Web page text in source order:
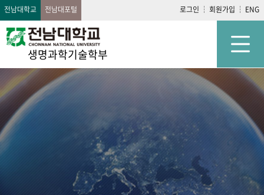
전남대학교 전남대포털 로그인 회원가입 ENG
생명과학기술학부